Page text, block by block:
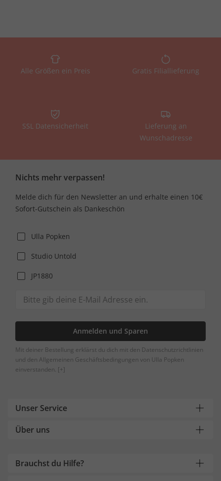
Alle Größen ein Preis Gratis Filiallieferung
SSL Datensicherheit
Lieferung an
Wunschadresse
Nichts mehr verpassen!
Melde dich für den Newsletter an und erhalte einen 10€
Sofort-Gutschein als Dankeschön
Ulla Popken
Studio Untold
JP1880
Anmelden und Sparen
Mit deiner Bestellung erklärst du dich mit den Datenschutzrichtlinien
und den Allgemeinen Geschäftsbedingungen von Ulla Popken
einverstanden. [+]
Unser Service
Über uns
Brauchst du Hilfe?